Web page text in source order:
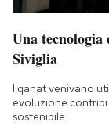
Una
Siviglia
I qanat venivano
evoluzione
sostenibile